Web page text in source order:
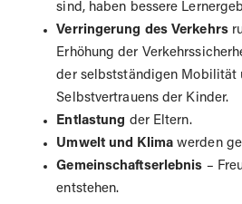
sind, haben bessere
Verringerung des Verkehrs
Erhöhung der
der selbstständigen Mobilität
Selbstvertrauens der Kinder.
Entlastung der Eltern.
Umwelt und Klimawerden
Gemeinschaftserlebnis –
entstehen.